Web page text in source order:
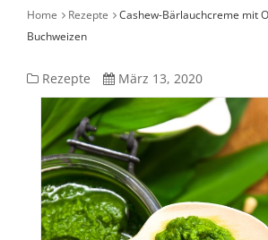
Home Rezepte
Cashew-Bärlauchcreme mit
Buchweizen
Cashew-
Bärlauchcreme
mit
Ofengemüse
und
Buchweizen
Rezepte März 13, 2020